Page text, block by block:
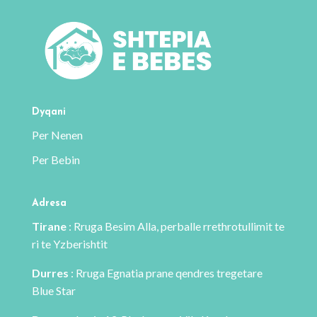
Dyqani
Per Nenen
Per Bebin
Adresa
Tirane : Rruga Besim Alla, perballe rrethrotullimit te
ri te Yzberishtit
Durres : Rruga Egnatia prane qendres tregetare
Blue Star